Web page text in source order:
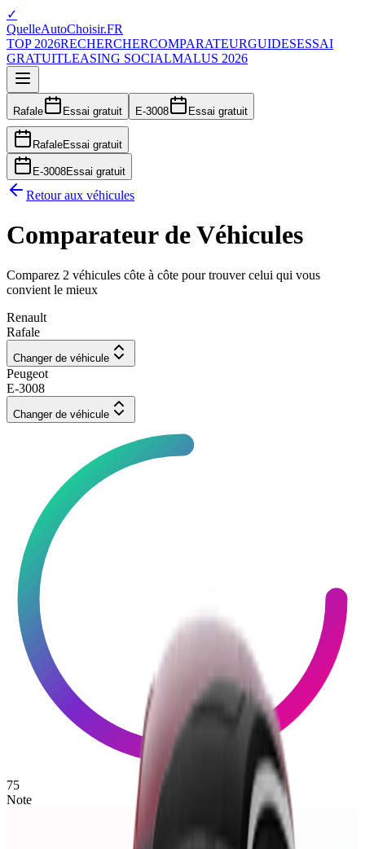
✓
QuelleAutoChoisir.FR
TOP 2026RECHERCHERCOMPARATEURGUIDESESSAI
GRATUITLEASING SOCIALMALUS 2026
Rafale Essai gratuit E-3008 Essai gratuit
RafaleEssai gratuit
E-3008Essai gratuit
Retour aux véhicules
Comparateur de Véhicules
Comparez 2 véhicules côte à côte pour trouver celui qui vous
convient le mieux
Renault
Rafale
Changer de véhicule
Peugeot
E-3008
Changer de véhicule
75
Note